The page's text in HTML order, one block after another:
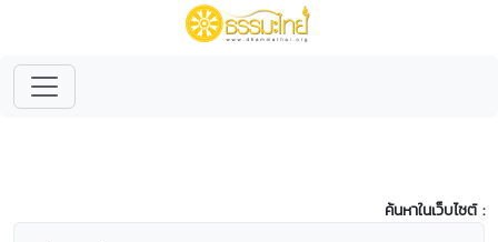
ค้นหาในเว็บไซต์ :